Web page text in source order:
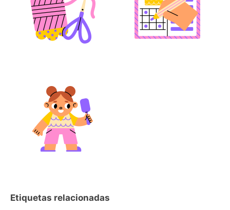
Etiquetas relacionadas